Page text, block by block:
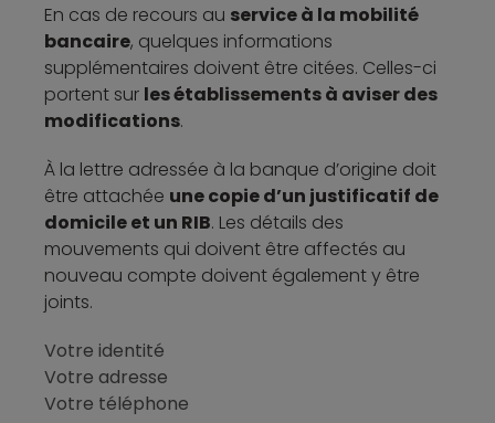
En cas de recours au service à la mobilité
bancaire, quelques informations
supplémentaires doivent être citées. Celles-ci
portent sur les établissements à aviser des
modifications.
À la lettre adressée à la banque d’origine doit
être attachée une copie d’un justificatif de
domicile et un RIB. Les détails des
mouvements qui doivent être affectés au
nouveau compte doivent également y être
joints.
Votre identité
Votre adresse
Votre téléphone